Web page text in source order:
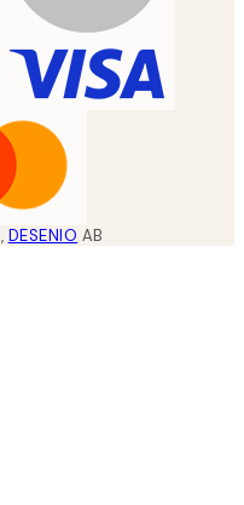
, DESENIO AB